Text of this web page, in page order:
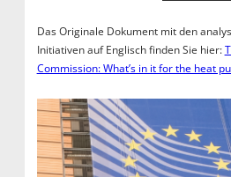
Das Originale Dokument mit den
Initiativen auf Englisch finden Sie hier:
Commission: What’s in it for the heat